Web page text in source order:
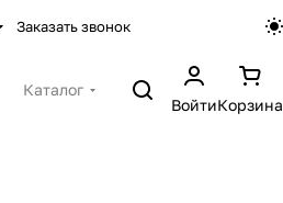
Заказать звонок
Каталог
ВойтиКорзина